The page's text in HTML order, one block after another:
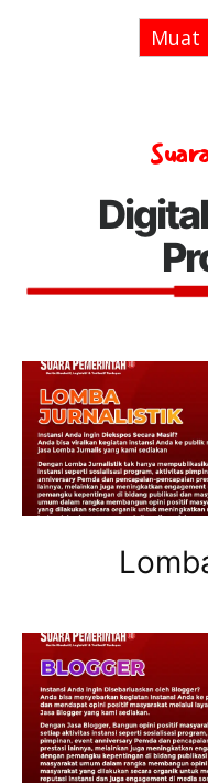
Muat